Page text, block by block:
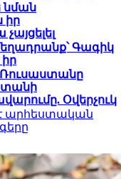
նման
իր
Գագիկ
Ռուսաստանը
Օվերչուկ
արհեստական